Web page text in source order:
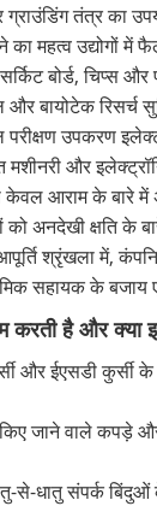
तंत्र का
का महत्व उद्योगों में
बोर्ड, चिप्स
और बायोटेक
उपकरण
मशीनरी और
आराम के बारे में
अनदेखी क्षति के
श्रृंखला में,
सहायक के बजाय
करती है और क्या
और ईएसडी
जाने वाले कपड़े
से-धातु संपर्क